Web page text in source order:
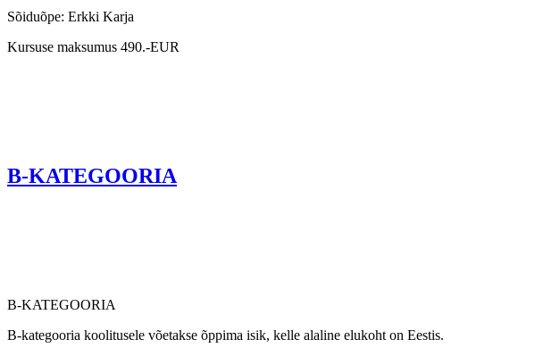
Sõiduõpe: Erkki Karja
Kursuse maksumus 490.-EUR
B-KATEGOORIA
B-KATEGOORIA
B-kategooria koolitusele võetakse õppima isik, kelle alaline elukoht on Eestis.